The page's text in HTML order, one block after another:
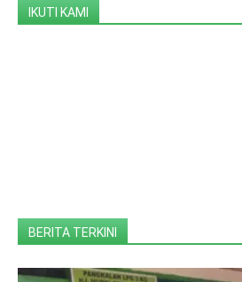
IKUTI KAMI
BERITA TERKINI